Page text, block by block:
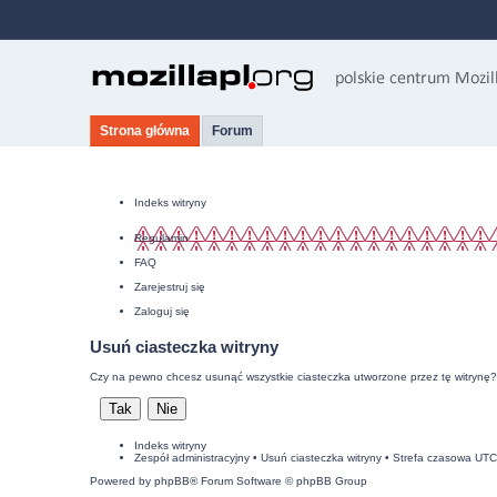
Strona główna Forum
Indeks witryny
Regulamin
FAQ
Zarejestruj się
Zaloguj się
Usuń ciasteczka witryny
Czy na pewno chcesz usunąć wszystkie ciasteczka utworzone przez tę witrynę?
Indeks witryny
Zespół administracyjny• Usuń ciasteczka witryny• Strefa czasowa
Powered by phpBB® Forum Software © phpBB Group